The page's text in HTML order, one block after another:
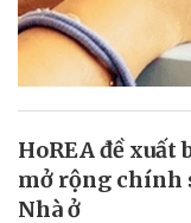
HoREA đề
mở rộng chính
Nhà ở